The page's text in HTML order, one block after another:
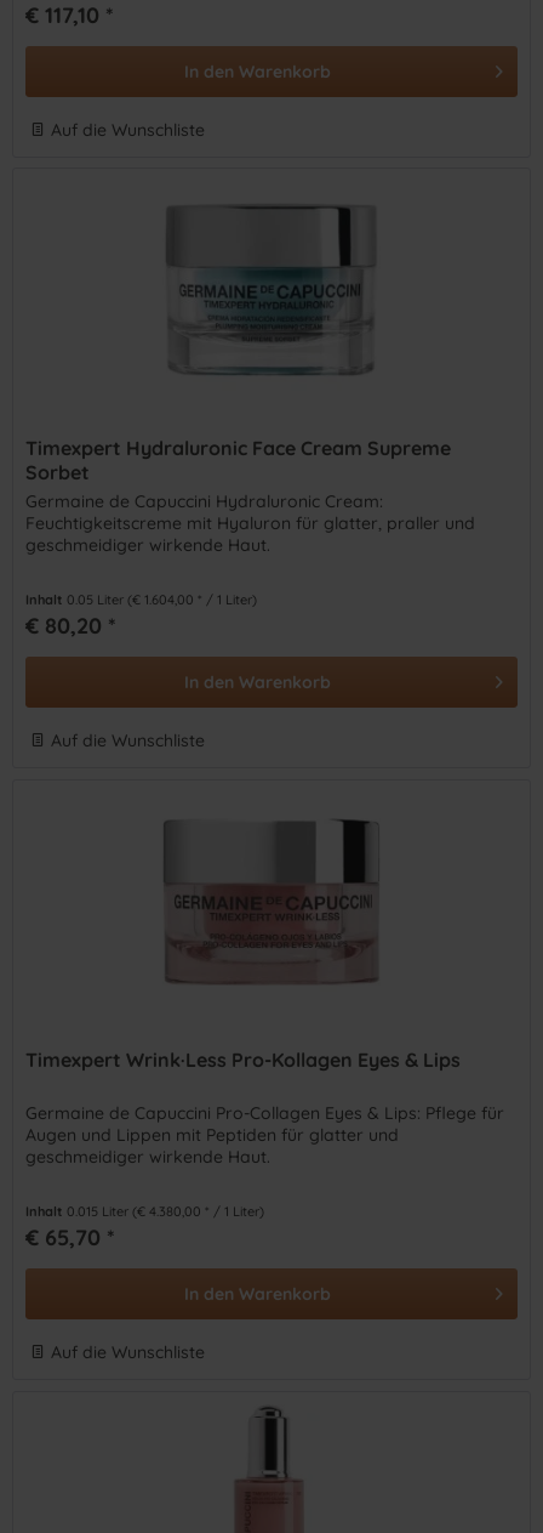
€ 117,10 *
In den Warenkorb
Auf die Wunschliste
Timexpert Hydraluronic Face Cream Supreme
Sorbet
Germaine de Capuccini Hydraluronic Cream:
Feuchtigkeitscreme mit Hyaluron für glatter, praller und
geschmeidiger wirkende Haut.
Inhalt 0.05 Liter (€ 1.604,00 * / 1 Liter)
€ 80,20 *
In den Warenkorb
Auf die Wunschliste
Timexpert Wrink·Less Pro-Kollagen Eyes & Lips
Germaine de Capuccini Pro-Collagen Eyes & Lips: Pflege für
Augen und Lippen mit Peptiden für glatter und
geschmeidiger wirkende Haut.
Inhalt 0.015 Liter (€ 4.380,00 * / 1 Liter)
€ 65,70 *
In den Warenkorb
Auf die Wunschliste